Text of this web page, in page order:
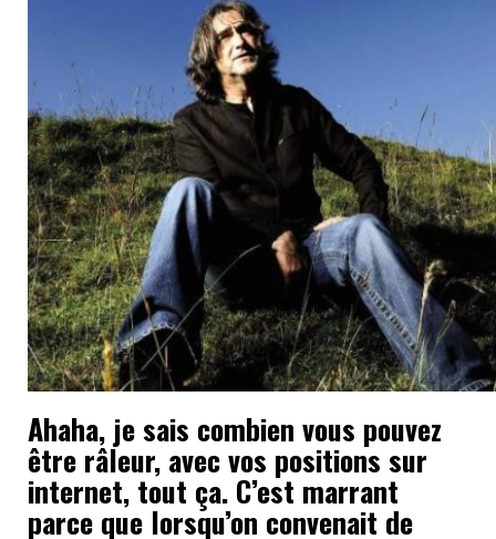
Ahaha, je sais combien vous pouvez
être râleur, avec vos positions sur
internet, tout ça. C’est marrant
parce que lorsqu’on convenait de